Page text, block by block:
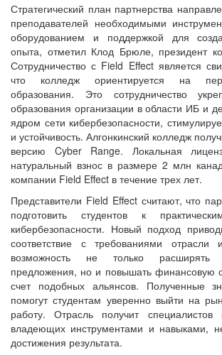
Стратегический план партнерства
преподавателей необходимыми
оборудованием и поддержкой для
опыта, отметил Клод Брюле, президент
Сотрудничество с Field Effect является
что колледж ориентируется на
образования. Это сотрудничество
образования организации в области ИБ и
ядром сети кибербезопасности,
и устойчивость. Алгонкинский колледж
версию Cyber Range. Локальная
натуральный взнос в размере 2 млн
компании Field Effect в течение трех лет.
Представители Field Effect считают, что
подготовить студентов к
кибербезопасности. Новый подход
соответствие с требованиями
возможность не только расширять
предложения, но и повышать финансовую
счет подобных альянсов. Полученные
помогут студентам уверенно выйти на
работу. Отрасль получит специалистов
владеющих инструментами и навыками,
достижения результата.